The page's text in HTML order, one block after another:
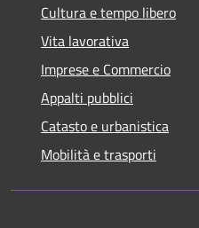
Cultura e tempo libero
Vita lavorativa
Imprese e Commercio
Appalti pubblici
Catasto e urbanistica
Mobilità e trasporti